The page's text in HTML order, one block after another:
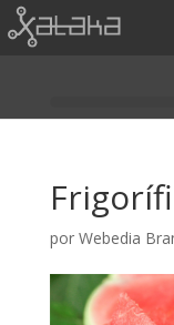
por Webedia